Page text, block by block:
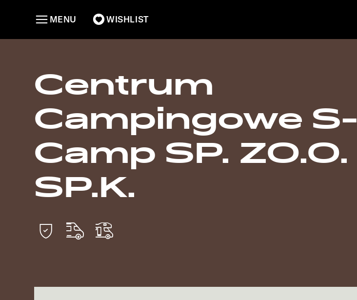
WISHLIST
MENU
Centrum
Campingowe S-
Camp SP. ZO.O.
SP.K.